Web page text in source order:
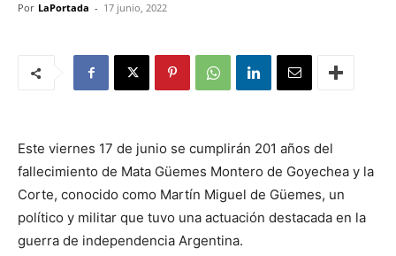
Por LaPortada - 17 junio, 2022
Este viernes 17 de junio se cumplirán 201 años del
fallecimiento de Mata Güemes Montero de Goyechea y la
Corte, conocido como Martín Miguel de Güemes, un
político y militar que tuvo una actuación destacada en la
guerra de independencia Argentina.